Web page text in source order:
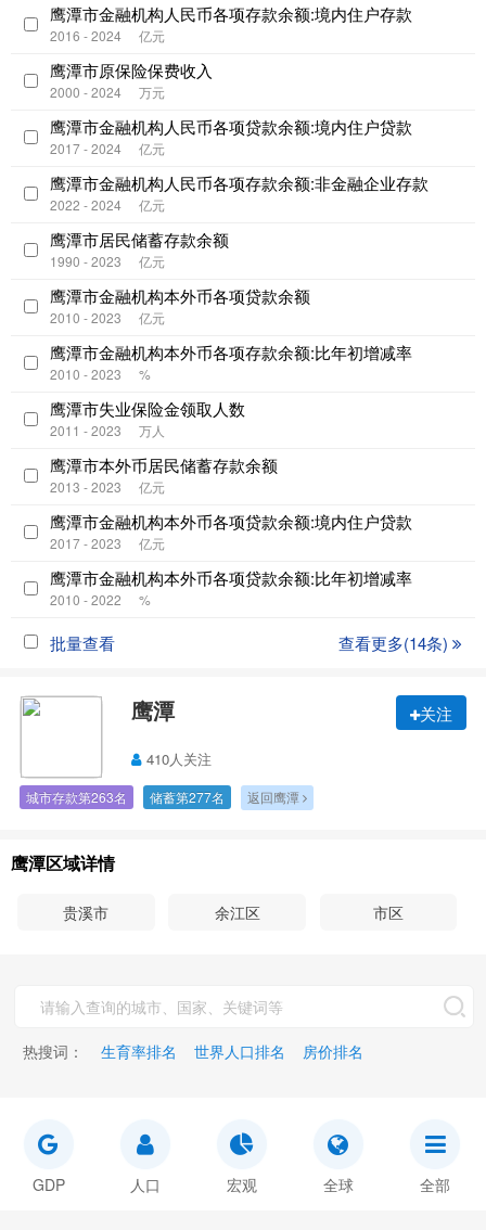
鹰潭市金融机构人民币各项存款余额:境内住户存款
2016 - 2024 亿元
鹰潭市原保险保费收入
2000 - 2024 万元
鹰潭市金融机构人民币各项贷款余额:境内住户贷款
2017 - 2024 亿元
鹰潭市金融机构人民币各项存款余额:非金融企业存款
2022 - 2024 亿元
鹰潭市居民储蓄存款余额
1990 - 2023 亿元
鹰潭市金融机构本外币各项贷款余额
2010 - 2023 亿元
鹰潭市金融机构本外币各项存款余额:比年初增减率
2010 - 2023 %
鹰潭市失业保险金领取人数
2011 - 2023 万人
鹰潭市本外币居民储蓄存款余额
2013 - 2023 亿元
鹰潭市金融机构本外币各项贷款余额:境内住户贷款
2017 - 2023 亿元
鹰潭市金融机构本外币各项贷款余额:比年初增减率
2010 - 2022 %
批量查看 查看更多(14条)
鹰潭 关注
410人关注
城市存款第263名 储蓄第277名 返回鹰潭
鹰潭区域详情
贵溪市 余江区 市区
热搜词： 生育率排名 世界人口排名 房价排名
GDP 人口 宏观 全球 全部